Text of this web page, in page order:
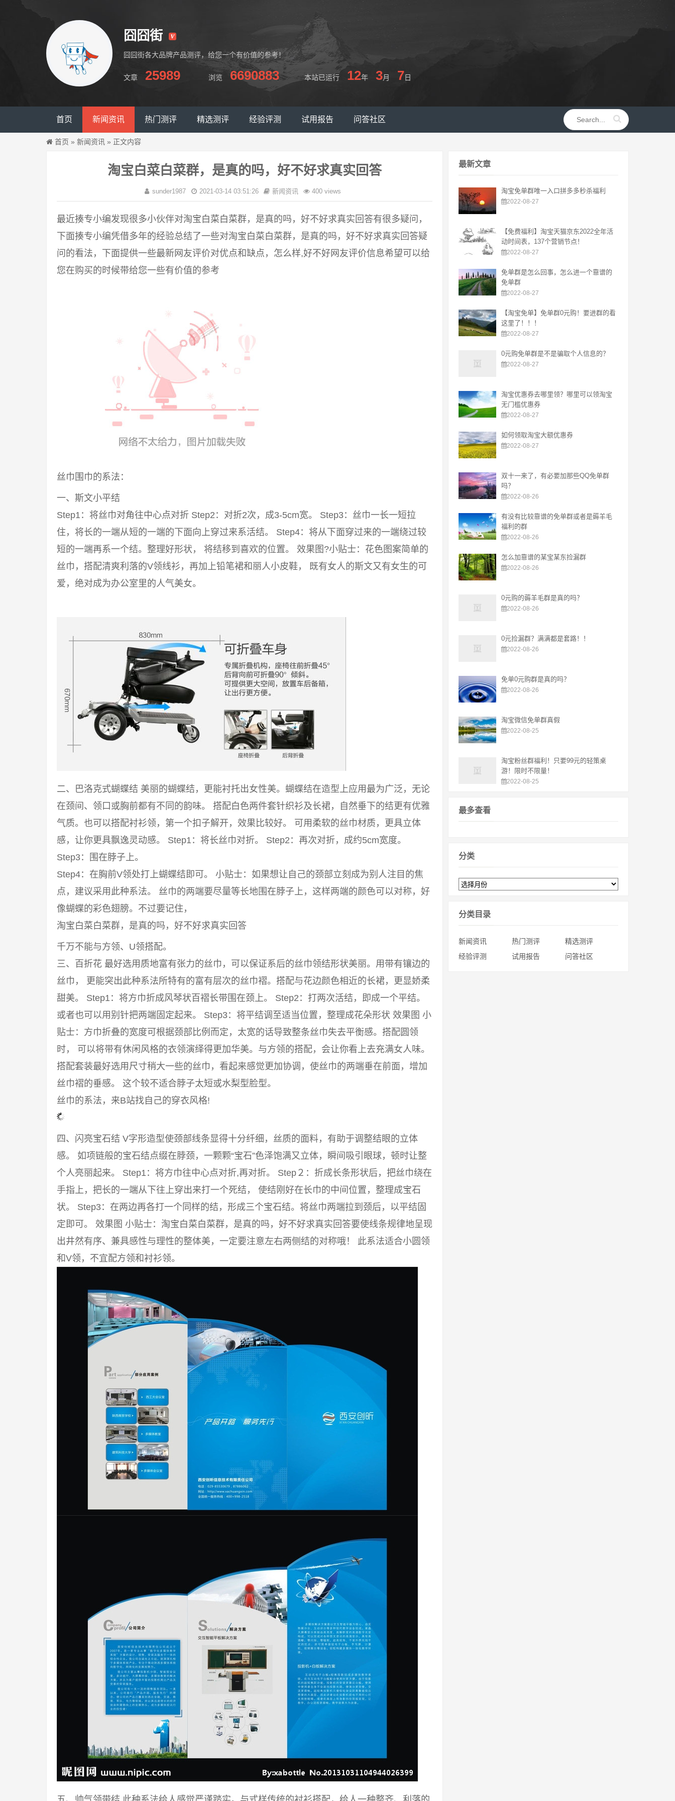
囧囧街
囧囧街各大品牌产品测评，给您一个有价值的参考！
文章 25989 浏览 6690883 本站已运行 12年 3月 7日
首页 新闻资讯 热门测评 精选测评 经验评测 试用报告 问答社区
首页 » 新闻资讯 » 正文内容
淘宝白菜白菜群，是真的吗，好不好求真实回答
sunder1987 2021-03-14 03:51:26 新闻资讯 400 views
最近揍专小编发现很多小伙伴对淘宝白菜白菜群，是真的吗，好不好求真实回答有很多疑问，
下面揍专小编凭借多年的经验总结了一些对淘宝白菜白菜群，是真的吗，好不好求真实回答疑
问的看法，下面提供一些最新网友评价对优点和缺点，怎么样,好不好网友评价信息希望可以给
您在购买的时候带给您一些有价值的参考
丝巾围巾的系法：
一、斯文小平结
Step1：将丝巾对角往中心点对折 Step2：对折2次，成3-5cm宽。 Step3：丝巾一长一短拉
住，将长的一端从短的一端的下面向上穿过来系活结。 Step4：将从下面穿过来的一端绕过较
短的一端再系一个结。整理好形状， 将结移到喜欢的位置。 效果图?小贴士：花色图案简单的
丝巾，搭配清爽利落的V领线衫，再加上铅笔裙和丽人小皮鞋， 既有女人的斯文又有女生的可
爱，绝对成为办公室里的人气美女。
二、巴洛克式蝴蝶结 美丽的蝴蝶结，更能衬托出女性美。蝴蝶结在造型上应用最为广泛，无论
在颈间、领口或胸前都有不同的韵味。 搭配白色两件套针织衫及长裙，自然垂下的结更有优雅
气质。也可以搭配衬衫领，第一个扣子解开，效果比较好。 可用柔软的丝巾材质，更具立体
感，让你更具飘逸灵动感。 Step1：将长丝巾对折。 Step2：再次对折，成约5cm宽度。
Step3：围在脖子上。
Step4：在胸前V领处打上蝴蝶结即可。 小贴士：如果想让自己的颈部立刻成为别人注目的焦
点，建议采用此种系法。 丝巾的两端要尽量等长地围在脖子上，这样两端的颜色可以对称，好
像蝴蝶的彩色翅膀。不过要记住，
淘宝白菜白菜群，是真的吗，好不好求真实回答
千万不能与方领、U领搭配。
三、百折花 最好选用质地富有张力的丝巾，可以保证系后的丝巾领结形状美丽。用带有镶边的
丝巾， 更能突出此种系法所特有的富有层次的丝巾褶。搭配与花边颜色相近的长裙，更显娇柔
甜美。 Step1：将方巾折成风琴状百褶长带围在颈上。 Step2：打两次活结，即成一个平结。
或者也可以用别针把两端固定起来。 Step3：将平结调至适当位置，整理成花朵形状 效果图 小
贴士：方巾折叠的宽度可根据颈部比例而定，太宽的话导致整条丝巾失去平衡感。搭配圆领
时， 可以将带有休闲风格的衣领演绎得更加华美。与方领的搭配，会让你看上去充满女人味。
搭配套装最好选用尺寸稍大一些的丝巾，看起来感觉更加协调，使丝巾的两端垂在前面，增加
丝巾褶的垂感。 这个较不适合脖子太短或水梨型脸型。
丝巾的系法，来B站找自己的穿衣风格!
四、闪亮宝石结 V字形造型使颈部线条显得十分纤细，丝质的面料，有助于调整结眼的立体
感。 如项链般的宝石结点缀在脖颈，一颗颗“宝石”色泽饱满又立体，瞬间吸引眼球，顿时让整
个人亮丽起来。 Step1：将方巾往中心点对折,再对折。 Step２：折成长条形状后，把丝巾绕在
手指上，把长的一端从下往上穿出来打一个死结， 使结刚好在长巾的中间位置，整理成宝石
状。 Step3：在两边再各打一个同样的结，形成三个宝石结。将丝巾两端拉到颈后，以平结固
定即可。 效果图 小贴士：淘宝白菜白菜群，是真的吗，好不好求真实回答要使线条规律地呈现
出井然有序、兼具感性与理性的整体美，一定要注意左右两侧结的对称哦！ 此系法适合小圆领
和V领，不宜配方领和衬衫领。
最新文章
淘宝免单群唯一入口拼多多秒杀福利
2022-08-27
【免费福利】淘宝天猫京东2022全年活
动时间表，137个营销节点！
2022-08-27
免单群是怎么回事，怎么进一个靠谱的
免单群
2022-08-27
【淘宝免单】免单群0元购！要进群的看
这里了！！！
2022-08-27
0元购免单群是不是骗取个人信息的？
2022-08-27
淘宝优惠券去哪里领？哪里可以领淘宝
无门槛优惠券
2022-08-27
如何领取淘宝大额优惠券
2022-08-27
双十一来了，有必要加那些QQ免单群
吗？
2022-08-26
有没有比较靠谱的免单群或者是薅羊毛
福利的群
2022-08-26
怎么加靠谱的某宝某东捡漏群
2022-08-26
0元购的薅羊毛群是真的吗？
2022-08-26
0元捡漏群？满满都是套路！！
2022-08-26
免单0元购群是真的吗？
2022-08-26
淘宝微信免单群真假
2022-08-25
淘宝粉丝群福利！只要99元的轻策桌
游！限时不限量！
2022-08-25
最多查看
分类
分类目录
新闻资讯 热门测评
精选测评
经验评测
试用报告 问答社区